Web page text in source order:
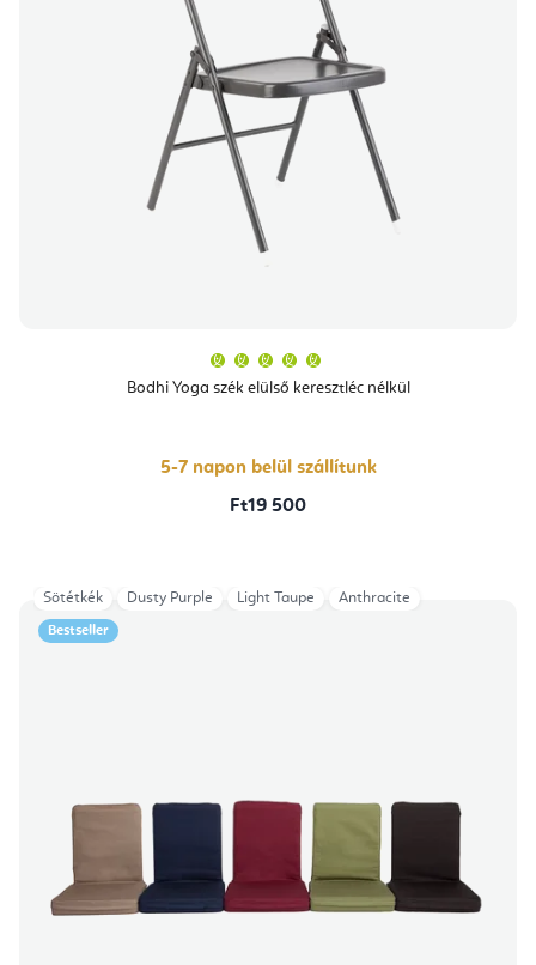
Bodhi Yoga szék elülső keresztléc nélkül
átlagos
értékelése
csillag.
5-7 napon belül szállítunk
Ft19 500
Bestseller
Sötétkék Dusty Purple Light Taupe Anthracite